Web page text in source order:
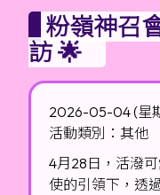
粉嶺神召
訪 🌟
2026-05-04 (星
活動類別：其他
4月28日，活潑
使的引領下，透